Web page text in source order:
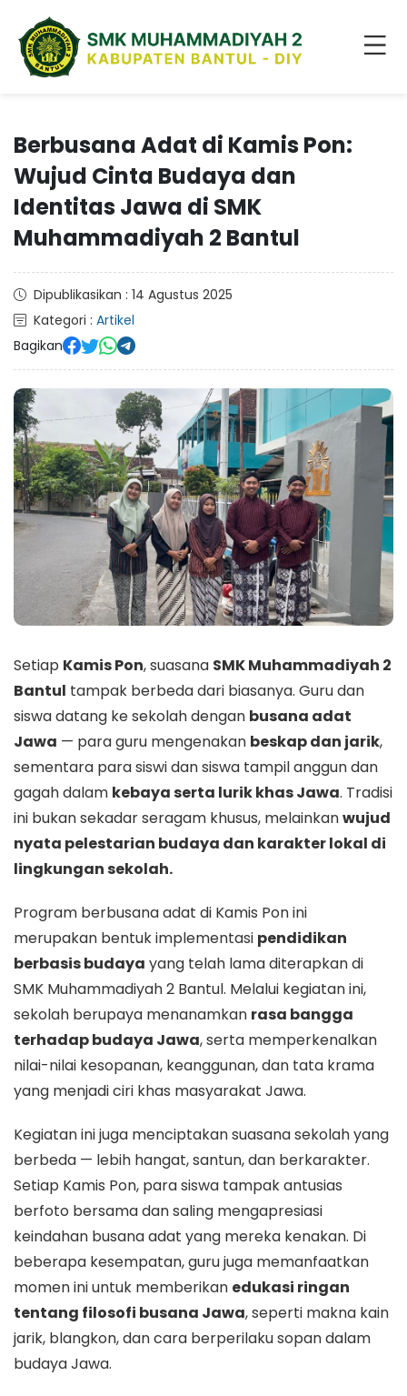
Berbusana Adat di Kamis Pon:
Wujud Cinta Budaya dan
Identitas Jawa di SMK
Muhammadiyah 2 Bantul
Dipublikasikan : 14 Agustus 2025
Kategori : Artikel
Bagikan
Setiap Kamis Pon, suasana SMK Muhammadiyah 2
Bantul tampak berbeda dari biasanya. Guru dan
siswa datang ke sekolah dengan busana adat
Jawa — para guru mengenakan beskap dan jarik,
sementara para siswi dan siswa tampil anggun dan
gagah dalam kebaya serta lurik khas Jawa. Tradisi
ini bukan sekadar seragam khusus, melainkanwujud
nyata pelestarian budaya dan karakter lokal di
lingkungan sekolah.
Program berbusana adat di Kamis Pon ini
merupakan bentuk implementasi pendidikan
berbasis budaya yang telah lama diterapkan di
SMK Muhammadiyah 2 Bantul. Melalui kegiatan ini,
sekolah berupaya menanamkan rasa bangga
terhadap budaya Jawa, serta memperkenalkan
nilai-nilai kesopanan, keanggunan, dan tata krama
yang menjadi ciri khas masyarakat Jawa.
Kegiatan ini juga menciptakan suasana sekolah yang
berbeda — lebih hangat, santun, dan berkarakter.
Setiap Kamis Pon, para siswa tampak antusias
berfoto bersama dan saling mengapresiasi
keindahan busana adat yang mereka kenakan. Di
beberapa kesempatan, guru juga memanfaatkan
momen ini untuk memberikan edukasi ringan
tentang filosofi busana Jawa, seperti makna kain
jarik, blangkon, dan cara berperilaku sopan dalam
budaya Jawa.